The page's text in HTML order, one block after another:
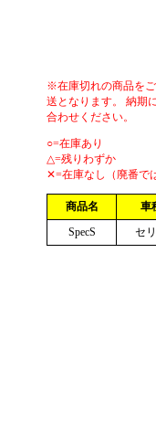
※在庫切れの商品を
送となります。 納期
合わせください。
○=在庫あり
△=残りわずか
✕=在庫なし（廃番で
商品名 車
SpecS
セ